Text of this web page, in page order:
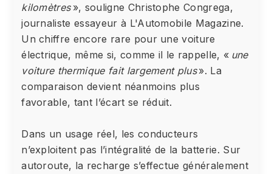
kilomètres», souligne Christophe Congrega,
journaliste essayeur à L'Automobile Magazine.
Un chiffre encore rare pour une voiture
électrique, même si, comme il le rappelle, « une
voiture thermique fait largement plus». La
comparaison devient néanmoins plus
favorable, tant l’écart se réduit.
Dans un usage réel, les conducteurs
n’exploitent pas l’intégralité de la batterie. Sur
autoroute, la recharge s’effectue généralement